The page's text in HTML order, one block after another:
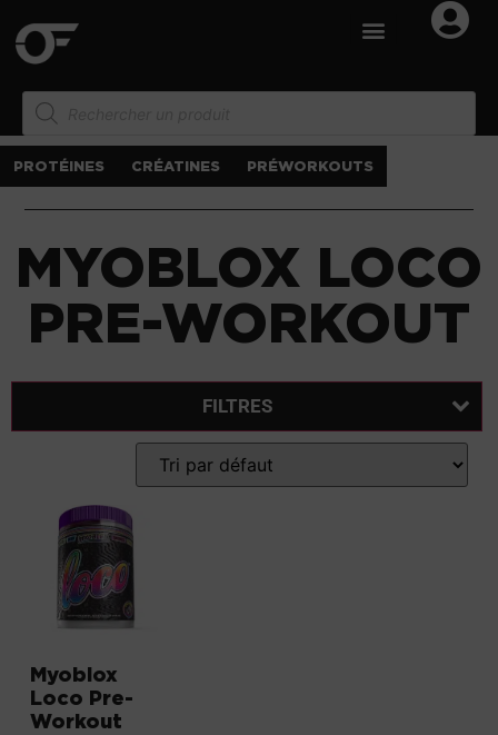
PROTÉINES CRÉATINES PRÉWORKOUTS
MYOBLOX LOCO
PRE-WORKOUT
FILTRES
Myoblox
Loco Pre-
Workout